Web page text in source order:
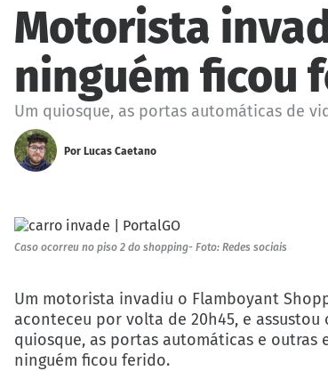
Motorista
ninguém ficou
Um quiosque, as portas automáticas de
Por Lucas Caetano
Caso ocorreu no piso 2 do shopping- Foto: Redes sociais
Um motorista invadiu o Flamboyant
aconteceu por volta de 20h45, e
quiosque, as portas automáticas e
ninguém ficou ferido.